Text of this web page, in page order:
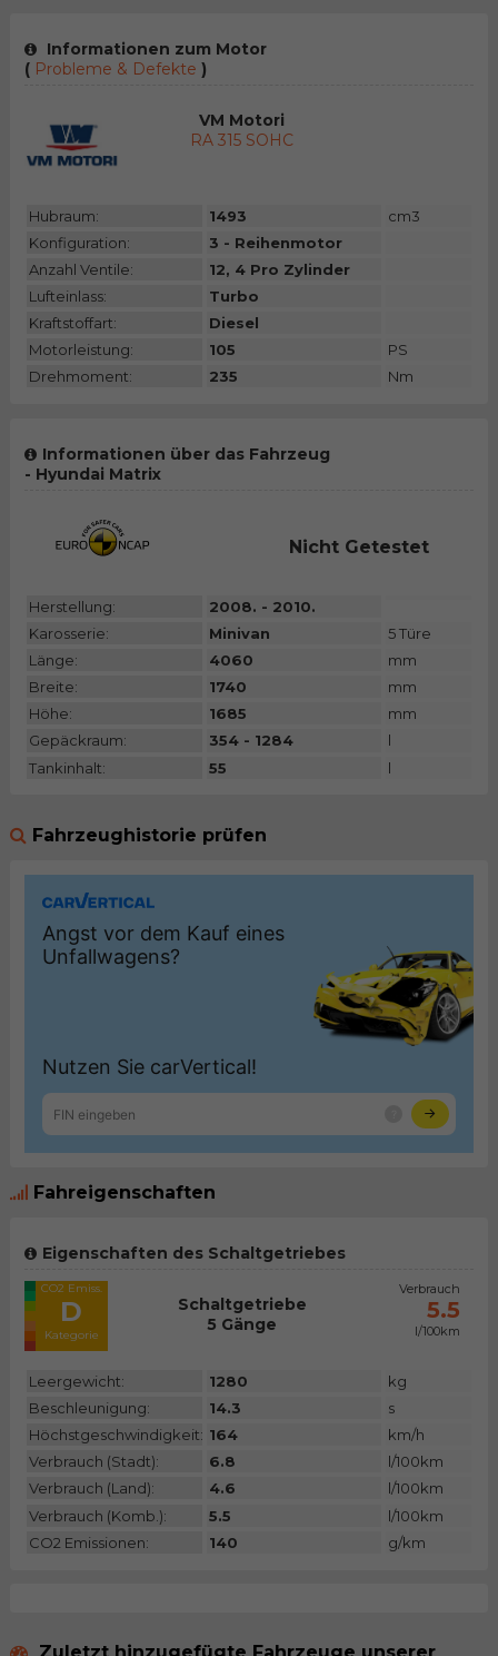
Informationen zum Motor
(Probleme & Defekte )
VM Motori
RA 315 SOHC
Hubraum: 1493
cm3
Konfiguration:
3 - Reihenmotor
Anzahl Ventile:
12, 4 Pro Zylinder
Lufteinlass:
Turbo
Kraftstoffart:
Diesel
Motorleistung:
105
PS
Drehmoment:
235 Nm
Informationen über das Fahrzeug
- Hyundai Matrix
Nicht Getestet
Herstellung:
2008. - 2010.
Karosserie:
Minivan
5 Türe
Länge:
4060
mm
Breite:
1740
mm
Höhe:
1685
mm
Gepäckraum:
354 - 1284
l
Tankinhalt:
55 l
Fahrzeughistorie prüfen
Fahreigenschaften
Eigenschaften des Schaltgetriebes
CO2 Emiss.
D
Kategorie
Schaltgetriebe
5 Gänge
Verbrauch
5.5
l/100km
Leergewicht: 1280
kg
Beschleunigung:
14.3
s
Höchstgeschwindigkeit: 164
km/h
Verbrauch (Stadt):
6.8
l/100km
Verbrauch (Land):
4.6
l/100km
Verbrauch (Komb.):
5.5
l/100km
CO2 Emissionen:
140 g/km